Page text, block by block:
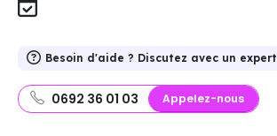
Besoin d'aide ? Discutez avec un expert
0692 36 01 03 Appelez-nous